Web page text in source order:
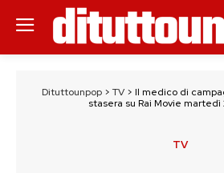
Dituttounpop > TV > Il medico di
stasera su Rai Movie
TV